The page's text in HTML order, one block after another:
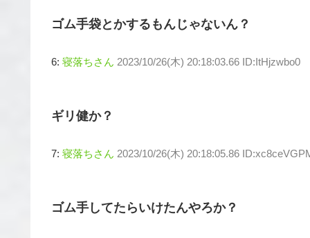
ゴム手袋とかするもんじゃないん？
6: 寝落ちさん 2023/10/26(木) 20:18:03.66 ID:ItHjzwbo0
ギリ健か？
7: 寝落ちさん 2023/10/26(木) 20:18:05.86
ゴム手してたらいけたんやろか？